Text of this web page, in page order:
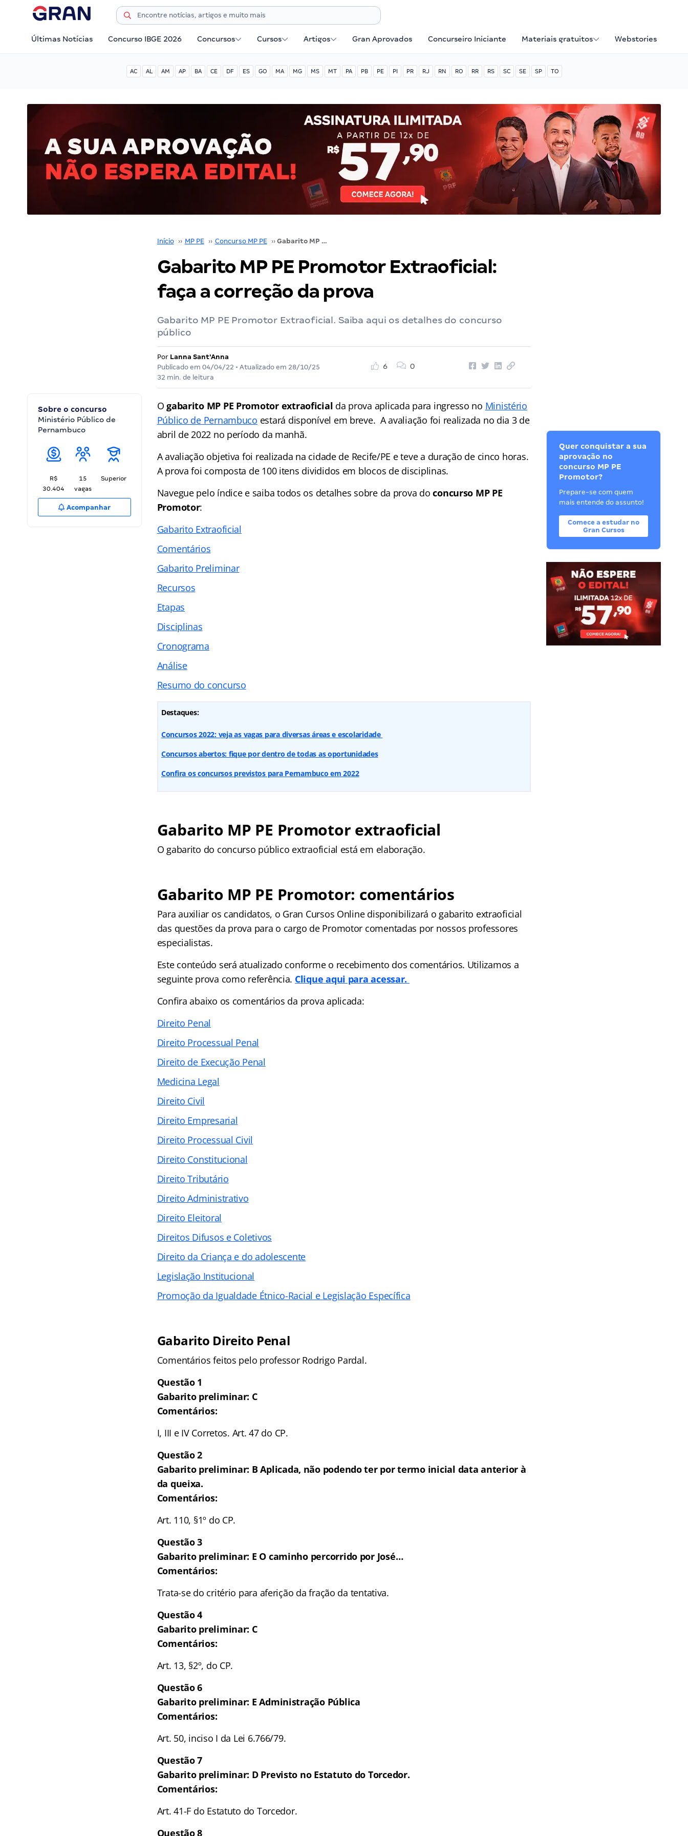
Últimas Notícias Concurso IBGE 2026 Concursos Cursos Artigos Gran Aprovados Concurseiro Iniciante Materiais gratuitos Webstories
AC AL AM AP BA CE DF ES GO MA MG MS MT PA PB PE PI PR RJ RN RO RR RS SC SE SP TO
Início ›› MP PE ›› Concurso MP PE ›› Gabarito MP PE Promotor Extraoficial: faça a correção da prova
Gabarito MP PE Promotor Extraoficial:
faça a correção da prova
Gabarito MP PE Promotor Extraoficial. Saiba aqui os detalhes do concurso
público
Por Lanna Sant'Anna
Publicado em 04/04/22 • Atualizado em 28/10/25
32 min. de leitura
6 0
Sobre o concurso
Ministério Público de
Pernambuco
R$
30.404
15
vagas
Superior
Acompanhar
Ogabarito MP PE Promotor extraoficial da prova aplicada para ingresso no Ministério
Público de Pernambuco estará disponível em breve. A avaliação foi realizada no dia 3 de
abril de 2022 no período da manhã.
A avaliação objetiva foi realizada na cidade de Recife/PE e teve a duração de cinco horas.
A prova foi composta de 100 itens divididos em blocos de disciplinas.
Navegue pelo índicee saiba todos os detalhes sobre da prova doconcurso MP PE
Promotor:
Gabarito Extraoficial
Comentários
Gabarito Preliminar
Recursos
Etapas
Disciplinas
Cronograma
Análise
Resumo do concurso
Destaques:
Concursos 2022: veja as vagas para diversas áreas e escolaridade
Concursos abertos: fique por dentro de todas as oportunidades
Confira os concursos previstos para Pernambuco em 2022
Gabarito MP PE Promotor extraoficial
O gabarito do concurso público extraoficial está em elaboração.
Gabarito MP PE Promotor: comentários
Para auxiliar os candidatos, o Gran Cursos Online disponibilizará o gabarito extraoficial
das questões da prova para o cargo de Promotor comentadas por nossos professores
especialistas.
Este conteúdo será atualizado conforme o recebimento dos comentários. Utilizamos a
seguinte prova como referência. Clique aqui para acessar.
Confira abaixo os comentários da prova aplicada:
Direito Penal
Direito Processual Penal
Direito de Execução Penal
Medicina Legal
Direito Civil
Direito Empresarial
Direito Processual Civil
Direito Constitucional
Direito Tributário
Direito Administrativo
Direito Eleitoral
Direitos Difusos e Coletivos
Direito da Criança e do adolescente
Legislação Institucional
Promoção da Igualdade Étnico-Racial e Legislação Específica
Gabarito Direito Penal
Comentários feitos pelo professor Rodrigo Pardal.
Questão 1
Gabarito preliminar: C
Comentários:
I, III e IV Corretos. Art. 47 do CP.
Questão 2
Gabarito preliminar: BAplicada, não podendo ter por termo inicial data anterior à
da queixa.
Comentários:
Art. 110, §1º do CP.
Questão 3
Gabarito preliminar: E O caminho percorrido por José…
Comentários:
Trata-se do critério para aferição da fração da tentativa.
Questão 4
Gabarito preliminar: C
Comentários:
Art. 13, §2º, do CP.
Questão 6
Gabarito preliminar: E Administração Pública
Comentários:
Art. 50, inciso I da Lei 6.766/79.
Questão 7
Gabarito preliminar: D Previsto no Estatuto do Torcedor.
Comentários:
Art. 41-F do Estatuto do Torcedor.
Questão 8
Quer conquistar a sua
aprovação no
concurso MP PE
Promotor?
Prepare-se com quem
mais entende do assunto!
Comece a estudar no
Gran Cursos